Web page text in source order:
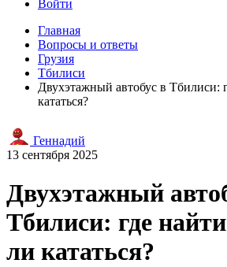
Войти
Главная
Вопросы и ответы
Грузия
Тбилиси
Двухэтажный автобус в Тбилиси:
кататься?
Геннадий
13 сентября 2025
Двухэтажный
Тбилиси: где
ли кататься?